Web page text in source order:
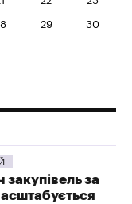
29 30
за